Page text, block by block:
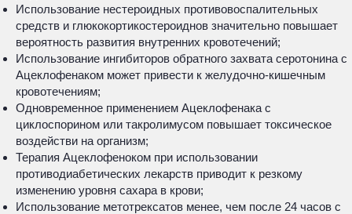
Использование нестероидных противовоспалительных
средств и глюкокортикостероиднов значительно повышает
вероятность развития внутренних кровотечений;
Использование ингибиторов обратного захвата серотонина с
Ацеклофенаком может привести к желудочно-кишечным
кровотечениям;
Одновременное применением Ацеклофенака с
циклоспорином или такролимусом повышает токсическое
воздействи на организм;
Терапия Ацеклофеноком при использовании
противодиабетических лекарств приводит к резкому
изменению уровня сахара в крови;
Использование метотрексатов менее, чем после 24 часов с